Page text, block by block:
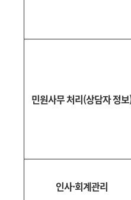
민원사무 처리(상담자 정보
인사·회계관리